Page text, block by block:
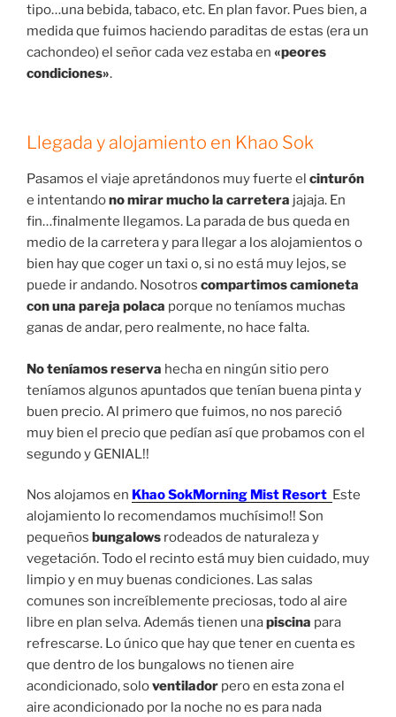
tipo…una bebida, tabaco, etc. En plan favor. Pues bien, a
medida que fuimos haciendo paraditas de estas (era un
cachondeo) el señor cada vez estaba en «peores
condiciones».
Llegada y alojamiento en Khao Sok
Pasamos el viaje apretándonos muy fuerte el cinturón
e intentandono mirar mucho la carretera jajaja. En
fin…finalmente llegamos. La parada de bus queda en
medio de la carretera y para llegar a los alojamientos o
bien hay que coger un taxi o, si no está muy lejos, se
puede ir andando. Nosotros compartimos camioneta
con una pareja polaca porque no teníamos muchas
ganas de andar, pero realmente, no hace falta.
No teníamos reserva hecha en ningún sitio pero
teníamos algunos apuntados que tenían buena pinta y
buen precio. Al primero que fuimos, no nos pareció
muy bien el precio que pedían así que probamos con el
segundo y GENIAL!!
Nos alojamos en Khao SokMorning Mist Resort Este
alojamiento lo recomendamos muchísimo!! Son
pequeños bungalows rodeados de naturaleza y
vegetación. Todo el recinto está muy bien cuidado, muy
limpio y en muy buenas condiciones. Las salas
comunes son increíblemente preciosas, todo al aire
libre en plan selva. Además tienen unapiscina para
refrescarse. Lo único que hay que tener en cuenta es
que dentro de los bungalows no tienen aire
acondicionado, soloventilador pero en esta zona el
aire acondicionado por la noche no es para nada